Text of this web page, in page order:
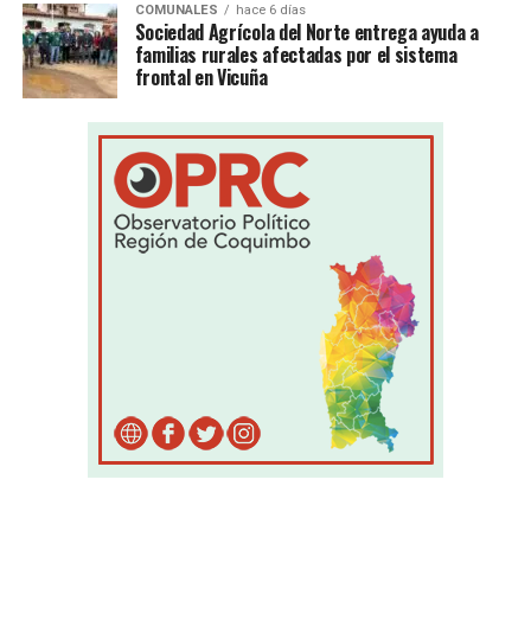
COMUNALES hace 6 días
Sociedad Agrícola del Norte entrega ayuda a
familias rurales afectadas por el sistema
frontal en Vicuña